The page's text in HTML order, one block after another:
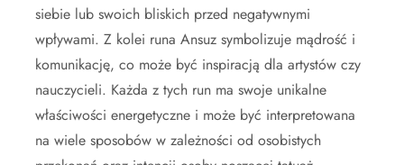
siebie lub swoich bliskich przed negatywnymi
wpływami. Z kolei runa Ansuz symbolizuje mądrość i
komunikację, co może być inspiracją dla artystów czy
nauczycieli. Każda z tych run ma swoje unikalne
właściwości energetyczne i może być interpretowana
na wiele sposobów w zależności od osobistych